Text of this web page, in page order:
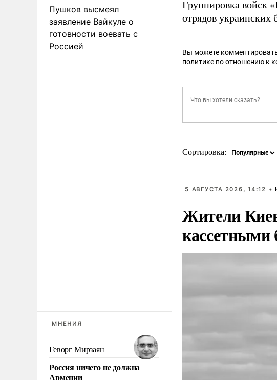
Пушков высмеял
заявление Вайкуле о
готовности воевать с
Россией
МНЕНИЯ
Геворг Мирзаян
Россия ничего не должна
Армении
Группировка войск
отрядов украинских
Вы можете
политике по отношению к
Сортировка:
5 АВГУСТА 2026, 14:12 •
Жители